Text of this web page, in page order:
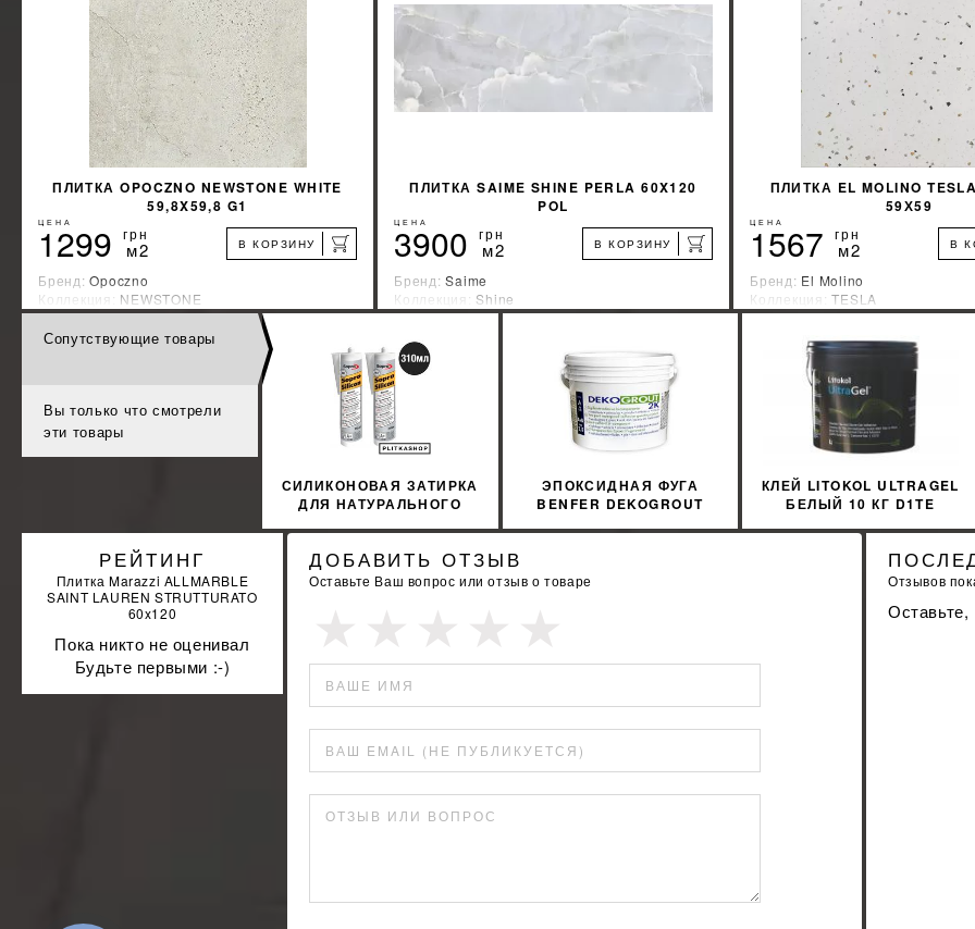
ПЛИТКА OPOCZNO NEWSTONE WHITE
59,8X59,8 G1
ЦЕНА
1299 грн
м2 В КОРЗИНУ
Бренд:Opoczno
Коллекция: NEWSTONE
Страна-производитель:Польша
УЗНАТЬ СВОЮ СКИДКУ %
КУПИТЬ
ПЛИТКА SAIME SHINE PERLA 60X120
POL
ЦЕНА
3900 грн
м2 В КОРЗИНУ
Бренд:Saime
Коллекция: Shine
Страна-производитель:Италия
УЗНАТЬ СВОЮ СКИДКУ
КУПИТЬ
ПЛИТКА EL MOLINO
59Х59
ЦЕНА
1567 грн
м2 В
Бренд: El Molino
Коллекция:TESLA
Страна-производитель:
УЗНАТЬ СВОЮ
КУПИТЬ
Сопутствующие товары
Вы только что смотрели
эти товары
СИЛИКОНОВАЯ ЗАТИРКА
ДЛЯ НАТУРАЛЬНОГО
310МЛ
ЭПОКСИДНАЯ ФУГА
BENFER DEKOGROUT
КЛЕЙ LITOKOL ULTRAGEL
БЕЛЫЙ 10 КГ D1TE
РЕЙТИНГ
Плитка Marazzi ALLMARBLE
SAINT LAUREN STRUTTURATO
60x120
Пока никто не оценивал
Будьте первыми :-)
ДОБАВИТЬ ОТЗЫВ
Оставьте Ваш вопрос или отзыв о товаре
ВАШЕ ИМЯ
ВАШ EMAIL (НЕ ПУБЛИКУЕТСЯ)
ОТЗЫВ ИЛИ ВОПРОС
Отзывов
Оставьте,